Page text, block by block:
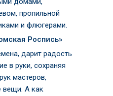
пропильной
и флюгерами.
Роспись»
дарит радость
в руки, сохраняя
мастеров,
вещи. А как